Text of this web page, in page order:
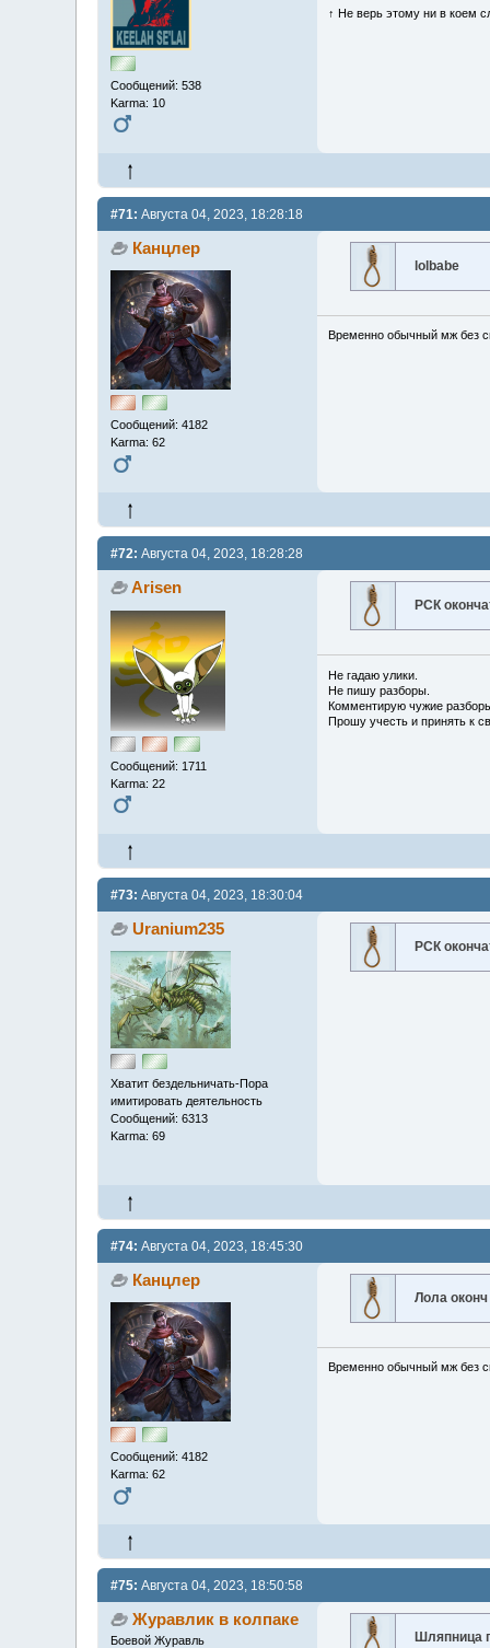
Сообщений: 538
Karma: 10
↑ Не верь этому ни в коем
#71: Августа 04, 2023, 18:28:18
Канцлер
Сообщений: 4182
Karma: 62
lolbabe
Временно обычный мж без
#72: Августа 04, 2023, 18:28:28
Arisen
Сообщений: 1711
Karma: 22
РСК
Не гадаю улики.
Не пишу разборы.
Комментирую чужие
Прошу учесть и принять к
#73: Августа 04, 2023, 18:30:04
Uranium235
Хватит бездельничать-Пора
имитировать деятельность
Сообщений: 6313
Karma: 69
РСК
#74: Августа 04, 2023, 18:45:30
Канцлер
Сообщений: 4182
Karma: 62
Лола оконч
Временно обычный мж без
#75: Августа 04, 2023, 18:50:58
Журавлик в колпаке
Боевой Журавль Шляпница